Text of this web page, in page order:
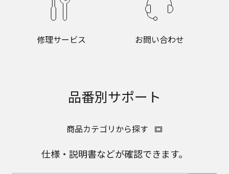
修理サービス お問い合わせ
品番別サポート
商品カテゴリから探す
仕様・説明書などが確認できます。